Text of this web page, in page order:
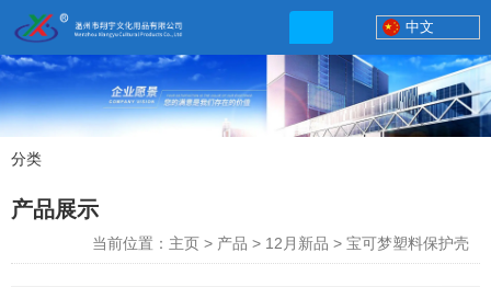
联系电话
13506777830
中文
分类
产品展示
当前位置：主页 > 产品 > 12月新品 > 宝可梦塑料保护壳